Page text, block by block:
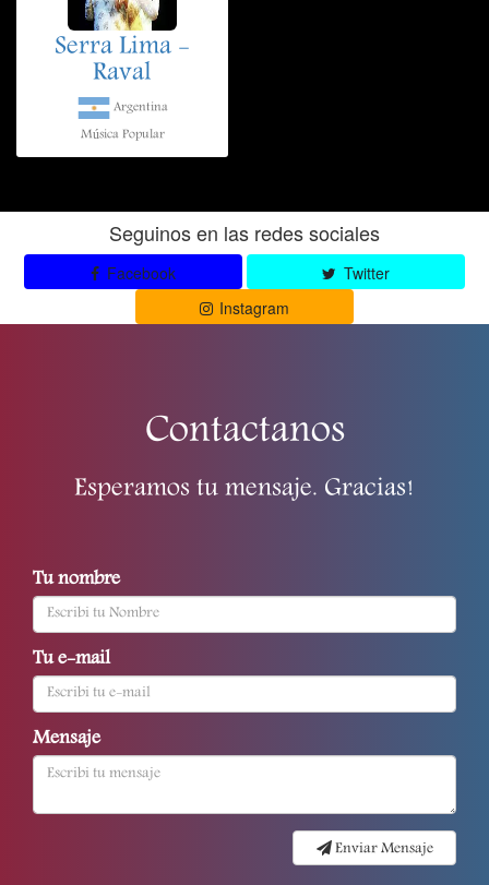
Serra Lima -
Raval
Argentina
Música Popular
Seguinos en las redes sociales
Facebook
Twitter
Instagram
Contactanos
Esperamos tu mensaje. Gracias!
Tu nombre
Tu e-mail
Mensaje
Enviar Mensaje